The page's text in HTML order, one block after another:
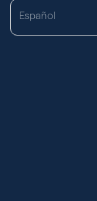
Español